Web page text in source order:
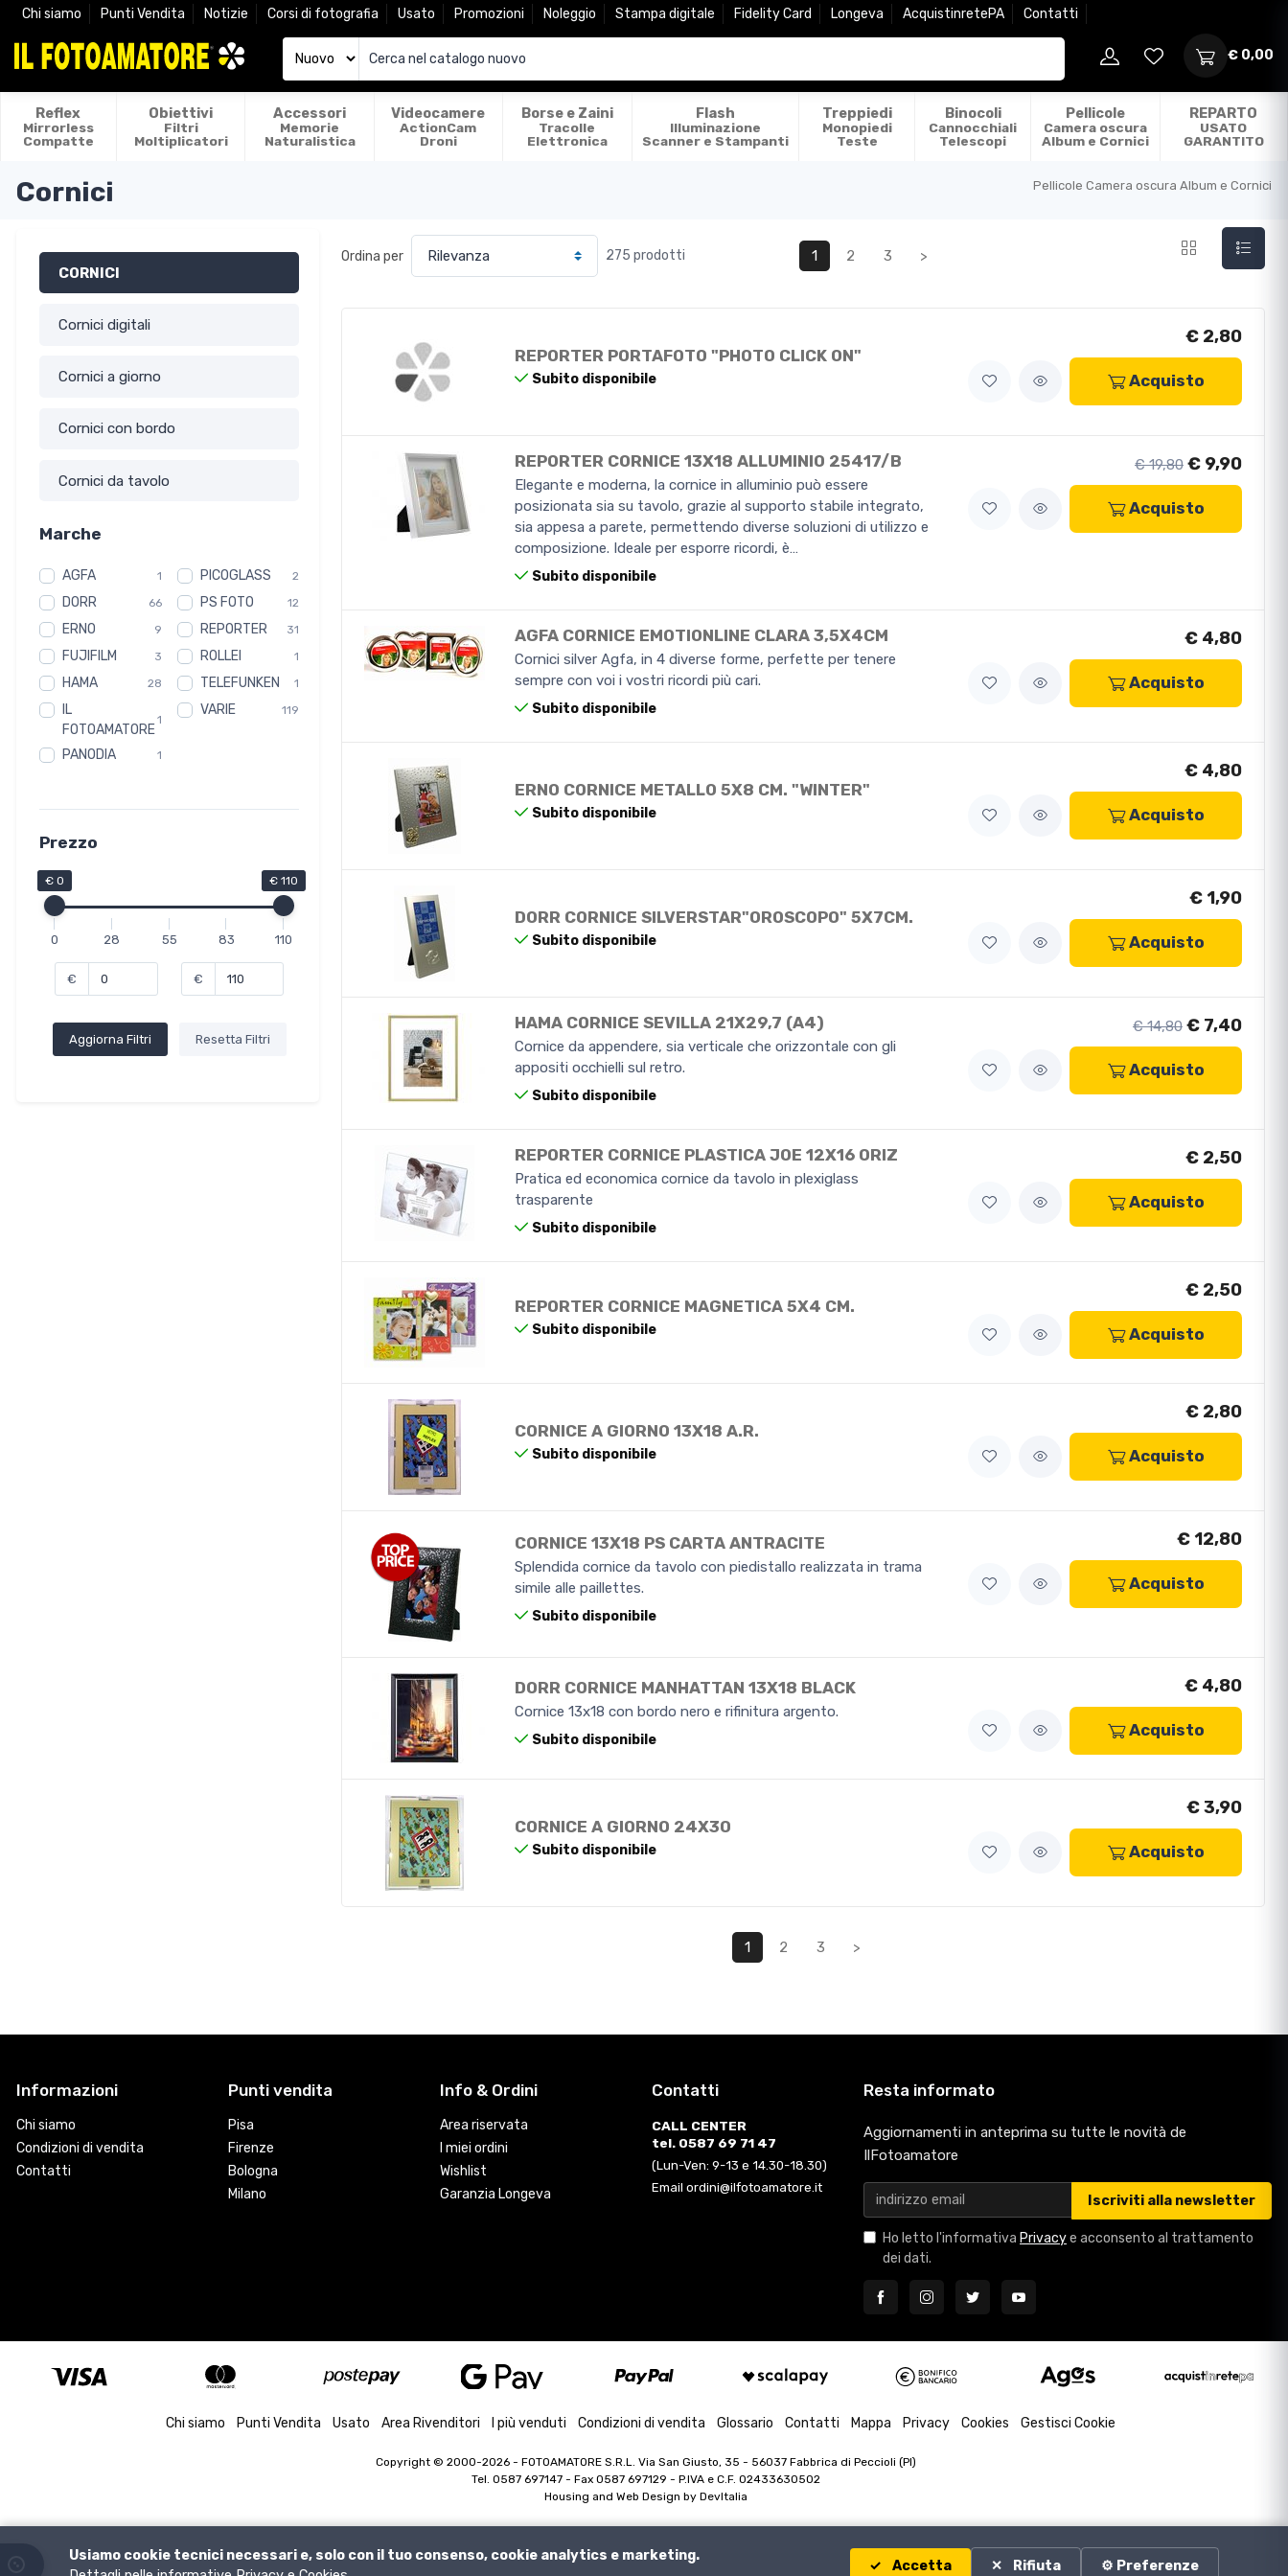
Chi siamo Punti Vendita Notizie Corsi di fotografia Usato Promozioni Noleggio Stampa digitale Fidelity Card Longeva AcquistinretePA Contatti
€ 0,00
Reflex
Mirrorless
Compatte
Obiettivi
Filtri
Moltiplicatori
Accessori
Memorie
Naturalistica
Videocamere
ActionCam
Droni
Borse e Zaini
Tracolle
Elettronica
Flash
Illuminazione
Scanner e Stampanti
Treppiedi
Monopiedi
Teste
Binocoli
Cannocchiali
Telescopi
Pellicole
Camera oscura
Album e Cornici
REPARTO
USATO
GARANTITO
Pellicole Camera oscura Album e Cornici
Cornici
CORNICI
Cornici digitali
Cornici a giorno
Cornici con bordo
Cornici da tavolo
Marche
AGFA 1
DORR 66
ERNO 9
FUJIFILM 3
HAMA 28
IL
FOTOAMATORE
1
PANODIA 1
PICOGLASS 2
PS FOTO 12
REPORTER 31
ROLLEI 1
TELEFUNKEN 1
VARIE 119
Prezzo
€ 0 € 110
0 28 55 83 110
€ €
Aggiorna Filtri Resetta Filtri
Ordina per 275 prodotti 1 2 3 >
REPORTER PORTAFOTO "PHOTO CLICK ON"
Subito disponibile
€ 2,80
Acquisto
REPORTER CORNICE 13X18 ALLUMINIO 25417/B
Elegante e moderna, la cornice in alluminio può essere
posizionata sia su tavolo, grazie al supporto stabile integrato,
sia appesa a parete, permettendo diverse soluzioni di utilizzo e
composizione. Ideale per esporre ricordi, è…
Subito disponibile
€ 19,80 € 9,90
Acquisto
AGFA CORNICE EMOTIONLINE CLARA 3,5X4CM
Cornici silver Agfa, in 4 diverse forme, perfette per tenere
sempre con voi i vostri ricordi più cari.
Subito disponibile
€ 4,80
Acquisto
ERNO CORNICE METALLO 5X8 CM. "WINTER"
Subito disponibile
€ 4,80
Acquisto
DORR CORNICE SILVERSTAR"OROSCOPO" 5X7CM.
Subito disponibile
€ 1,90
Acquisto
HAMA CORNICE SEVILLA 21X29,7 (A4)
Cornice da appendere, sia verticale che orizzontale con gli
appositi occhielli sul retro.
Subito disponibile
€ 14,80 € 7,40
Acquisto
REPORTER CORNICE PLASTICA JOE 12X16 ORIZ
Pratica ed economica cornice da tavolo in plexiglass
trasparente
Subito disponibile
€ 2,50
Acquisto
REPORTER CORNICE MAGNETICA 5X4 CM.
Subito disponibile
€ 2,50
Acquisto
CORNICE A GIORNO 13X18 A.R.
Subito disponibile
€ 2,80
Acquisto
CORNICE 13X18 PS CARTA ANTRACITE
Splendida cornice da tavolo con piedistallo realizzata in trama
simile alle paillettes.
Subito disponibile
€ 12,80
Acquisto
DORR CORNICE MANHATTAN 13X18 BLACK
Cornice 13x18 con bordo nero e rifinitura argento.
Subito disponibile
€ 4,80
Acquisto
CORNICE A GIORNO 24X30
Subito disponibile
€ 3,90
Acquisto
1 2 3 >
Informazioni
Chi siamo
Condizioni di vendita
Contatti
Punti vendita
Pisa
Firenze
Bologna
Milano
Info & Ordini
Area riservata
I miei ordini
Wishlist
Garanzia Longeva
Contatti
CALL CENTER
tel. 0587 69 71 47
(Lun-Ven: 9-13 e 14.30-18.30)
Email ordini@ilfotoamatore.it
Resta informato
Aggiornamenti in anteprima su tutte le novità de
IlFotoamatore
Iscriviti alla newsletter
Ho letto l'informativa Privacye acconsento al trattamento
dei dati.
Chi siamo Punti Vendita Usato Area Rivenditori I più venduti Condizioni di vendita Glossario Contatti Mappa Privacy Cookies Gestisci Cookie
Copyright © 2000-2026 - FOTOAMATORE S.R.L. Via San Giusto, 35 - 56037 Fabbrica di Peccioli (PI)
Tel. 0587 697147 - Fax 0587 697129 - P.IVA e C.F. 02433630502
Housing and Web Design by DevItalia
Usiamo cookie tecnici necessari e, solo con il tuo consenso, cookie analytics e marketing.
Accetta Rifiuta ⚙️ Preferenze